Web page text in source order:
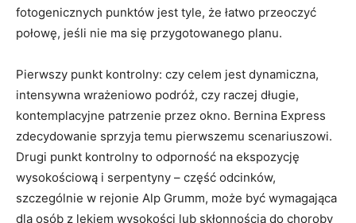
fotogenicznych punktów jest tyle, że łatwo przeoczyć
połowę, jeśli nie ma się przygotowanego planu.
Pierwszy punkt kontrolny: czy celem jest dynamiczna,
intensywna wrażeniowo podróż, czy raczej długie,
kontemplacyjne patrzenie przez okno. Bernina Express
zdecydowanie sprzyja temu pierwszemu scenariuszowi.
Drugi punkt kontrolny to odporność na ekspozycję
wysokościową i serpentyny – część odcinków,
szczególnie w rejonie Alp Grumm, może być wymagająca
dla osób z lękiem wysokości lub skłonnością do choroby